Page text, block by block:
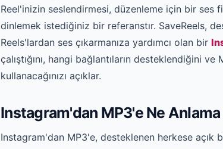
Reel'inizin seslendirmesi, düzenleme için bir
dinlemek istediğiniz bir referanstır. SaveReels,
Reels'lardan ses çıkarmanıza yardımcı olan bir
çalıştığını, hangi bağlantıların desteklendiğini
kullanacağınızı açıklar.
Instagram'dan MP3'e Ne
Instagram'dan MP3'e, desteklenen herkese açık